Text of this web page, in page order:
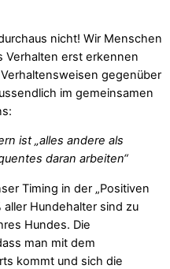
nicht! Wir Menschen
Verhalten erst erkennen
gegenüber
im gemeinsamen
ist „alles andere als
daran arbeiten“
Timing in der „Positiven
aller Hundehalter sind zu
Hundes. Die
man mit dem
kommt und sich die